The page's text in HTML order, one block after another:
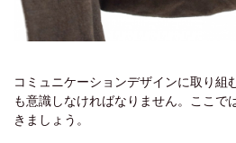
コミュニケーションデザインに取り組
も意識しなければなりません。ここで
きましょう。